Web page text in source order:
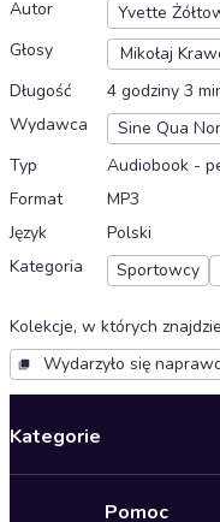
Autor
Yvette
Głosy
Mikołaj
Długość
4 godziny 3
Wydawca
Sine Qua
Typ
Audiobook -
Format
MP3
Język
Polski
Kategoria
Sportowcy
Kolekcje, w których
Wydarzyło się
Kategorie
Pomoc